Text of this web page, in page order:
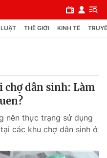
THẾ GIỚI KINH TẾ
dân sinh: Làm
nên thực trạng sử dụng
các khu chợ dân sinh ở